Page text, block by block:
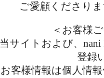
ご愛顧くださり
＜お客様
当サイトおよび、
登録
お客様情報は個人情